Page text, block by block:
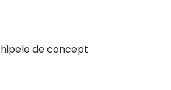
de concept